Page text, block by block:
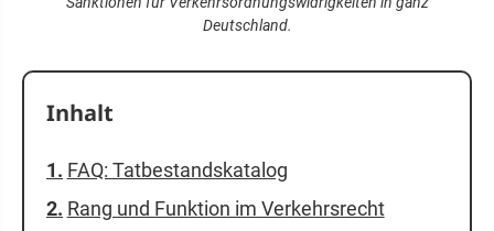
Deutschland.
Inhalt
FAQ: Tatbestandskatalog
Rang und Funktion im Verkehrsrecht